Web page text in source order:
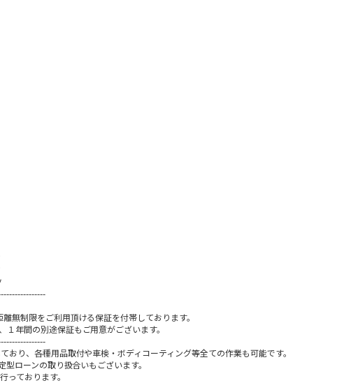
無制限をご利用頂ける保証を付帯しております。
年間の別途保証もご用意がございます。
り、各種用品取付や車検・ボディコーティング等全ての作業も可能です。
ローンの取り扱合いもございます。
ております。